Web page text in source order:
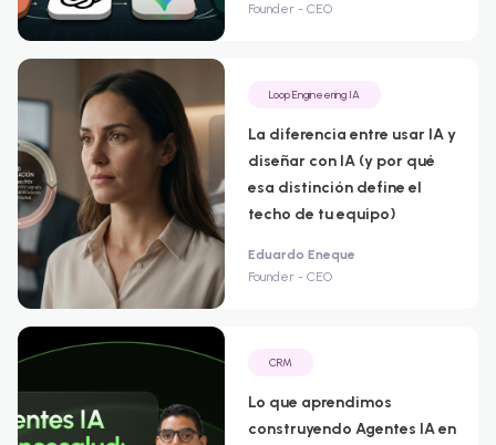
Founder - CEO
Loop Engineering IA
La diferencia entre usar IA y
diseñar con IA (y por qué
esa distinción define el
techo de tu equipo)
Eduardo Eneque
Founder - CEO
CRM
Lo que aprendimos
construyendo Agentes IA en